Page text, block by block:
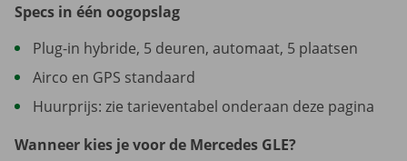
Specs in één oogopslag
Plug-in hybride, 5 deuren, automaat, 5 plaatsen
Airco en GPS standaard
Huurprijs: zie tarieventabel onderaan deze pagina
Wanneer kies je voor de Mercedes GLE?